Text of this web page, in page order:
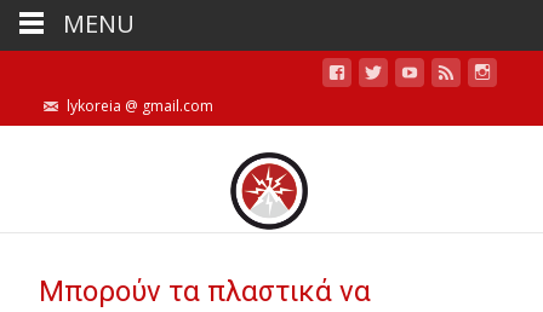
lykoreia @ gmail.com
Μπορούν τα πλαστικά να
MENU